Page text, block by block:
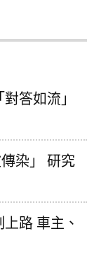
答如流」
染」 研究
路 車主、